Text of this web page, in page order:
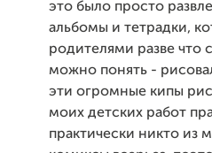
это было просто
альбомы и тетрадки,
родителями разве что
можно понять -
эти огромные кипы
моих детских работ
практически никто из